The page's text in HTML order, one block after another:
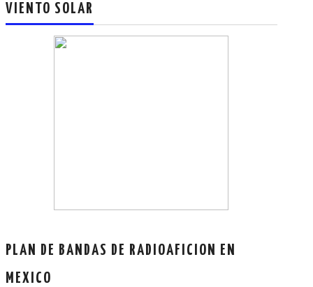
VIENTO SOLAR
PLAN DE BANDAS DE RADIOAFICION EN
MEXICO